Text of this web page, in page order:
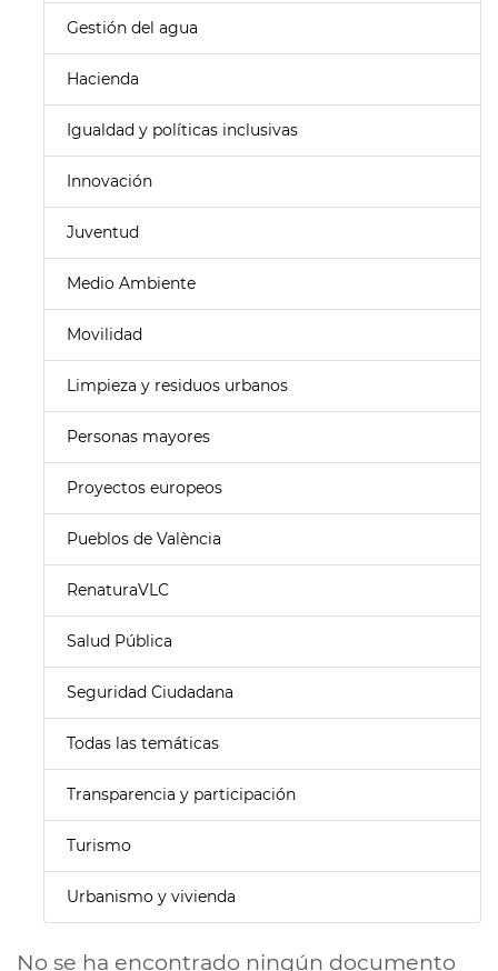
Gestión del agua
Hacienda
Igualdad y políticas inclusivas
Innovación
Juventud
Medio Ambiente
Movilidad
Limpieza y residuos urbanos
Personas mayores
Proyectos europeos
Pueblos de València
RenaturaVLC
Salud Pública
Seguridad Ciudadana
Todas las temáticas
Transparencia y participación
Turismo
Urbanismo y vivienda
No se ha encontrado ningún documento